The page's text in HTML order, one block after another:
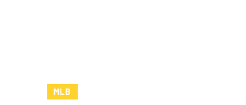
MLB